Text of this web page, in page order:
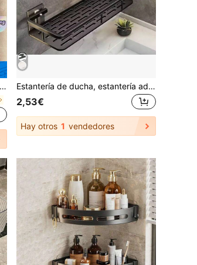
Estantería de ducha, estantería adhesiva todo en uno con ganchos, sin necesidad de perforar, montada en la pared, resistente a la oxidación, almacenamiento premium, adecuada para baño, cocina, estantería de almacenamiento, accesorios de baño negros
2,53€
Hay otros 1 vendedores